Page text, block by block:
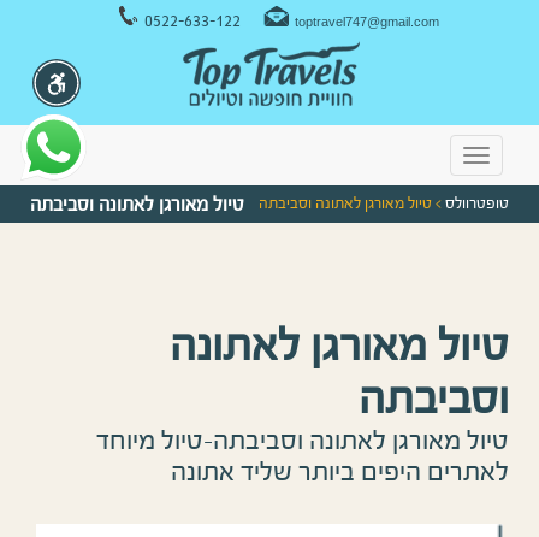
0522-633-122 toptravel747@gmail.com
Toggle
navigation
טופטרוולס > טיול מאורגן לאתונה וסביבתה טיול מאורגן לאתונה וסביבתה
טיול מאורגן לאתונה
וסביבתה
טיול מאורגן לאתונה וסביבתה-טיול מיוחד
לאתרים היפים ביותר שליד אתונה
ניווט במקלדת